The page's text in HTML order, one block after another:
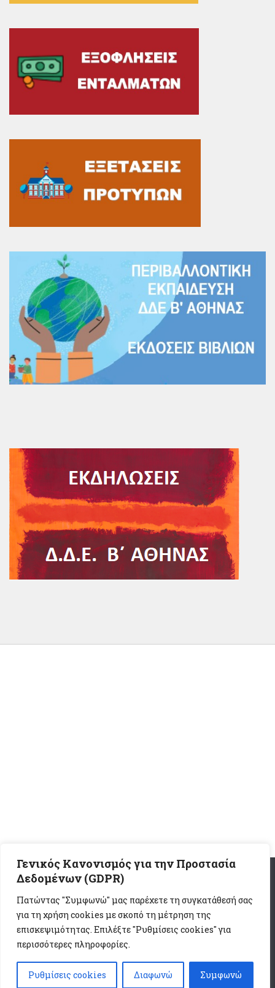
Γενικός Κανονισμός για την Προστασία
Δεδομένων (GDPR)
Πατώντας "Συμφωνώ" μας παρέχετε τη συγκατάθεσή σας
για τη χρήση cookies με σκοπό τη μέτρηση της
επισκεψιμότητας. Επιλέξτε "Ρυθμίσεις cookies" για
περισσότερες πληροφορίες.
Ρυθμίσεις cookies Διαφωνώ Συμφωνώ
Διεύθυνση Β/μιας Εκπαίδευσης Β' Αθήνας - Υπουργείο
Παιδείας, Θρησκευμάτων και Αθλητισμού- Ελληνική
Δημοκρατία © 2026. Όλα τα δικαιώματα κατοχυρωμένα.
Υποστηριζόμενο από - Έχει σχεδιαστεί με το